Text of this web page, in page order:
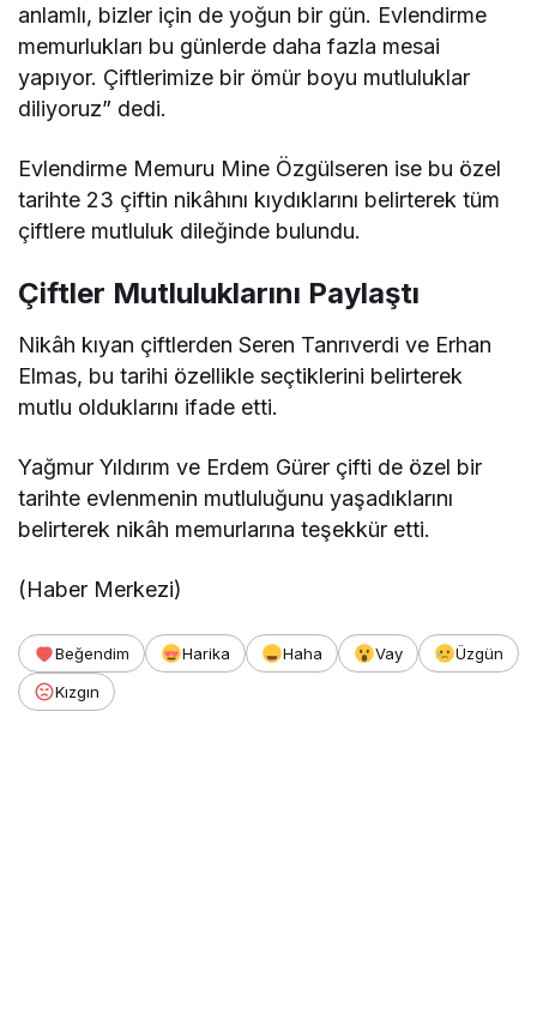
anlamlı, bizler için de yoğun bir gün. Evlendirme
memurlukları bu günlerde daha fazla mesai
yapıyor. Çiftlerimize bir ömür boyu mutluluklar
diliyoruz” dedi.
Evlendirme Memuru Mine Özgülseren ise bu özel
tarihte 23 çiftin nikâhını kıydıklarını belirterek tüm
çiftlere mutluluk dileğinde bulundu.
Çiftler Mutluluklarını Paylaştı
Nikâh kıyan çiftlerden Seren Tanrıverdi ve Erhan
Elmas, bu tarihi özellikle seçtiklerini belirterek
mutlu olduklarını ifade etti.
Yağmur Yıldırım ve Erdem Gürer çifti de özel bir
tarihte evlenmenin mutluluğunu yaşadıklarını
belirterek nikâh memurlarına teşekkür etti.
(Haber Merkezi)
Beğendim Harika Haha Vay
Üzgün
Kızgın